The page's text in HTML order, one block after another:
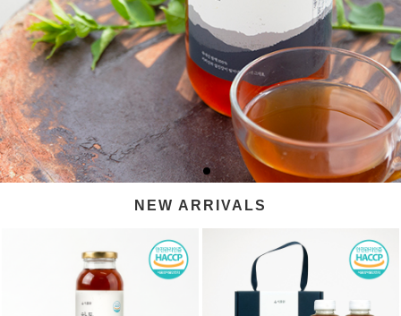
NEW ARRIVALS